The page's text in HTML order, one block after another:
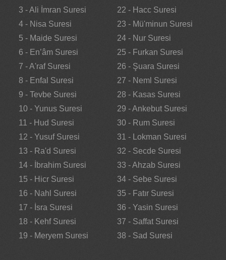
3 - Ali İmran Suresi
4 - Nisa Suresi
5 - Maide Suresi
6 - En’âm Suresi
7 - A'raf Suresi
8 - Enfal Suresi
9 - Tevbe Suresi
10 - Yunus Suresi
11 - Hud Suresi
12 - Yusuf Suresi
13 - Ra'd Suresi
14 - İbrahim Suresi
15 - Hicr Suresi
16 - Nahl Suresi
17 - İsra Suresi
18 - Kehf Suresi
19 - Meryem Suresi
22 - Hacc Suresi
23 - Mü'minun Suresi
24 - Nur Suresi
25 - Furkan Suresi
26 - Şuara Suresi
27 - Neml Suresi
28 - Kasas Suresi
29 - Ankebut Suresi
30 - Rum Suresi
31 - Lokman Suresi
32 - Secde Suresi
33 - Ahzab Suresi
34 - Sebe Suresi
35 - Fatır Suresi
36 - Yasin Suresi
37 - Saffat Suresi
38 - Sad Suresi